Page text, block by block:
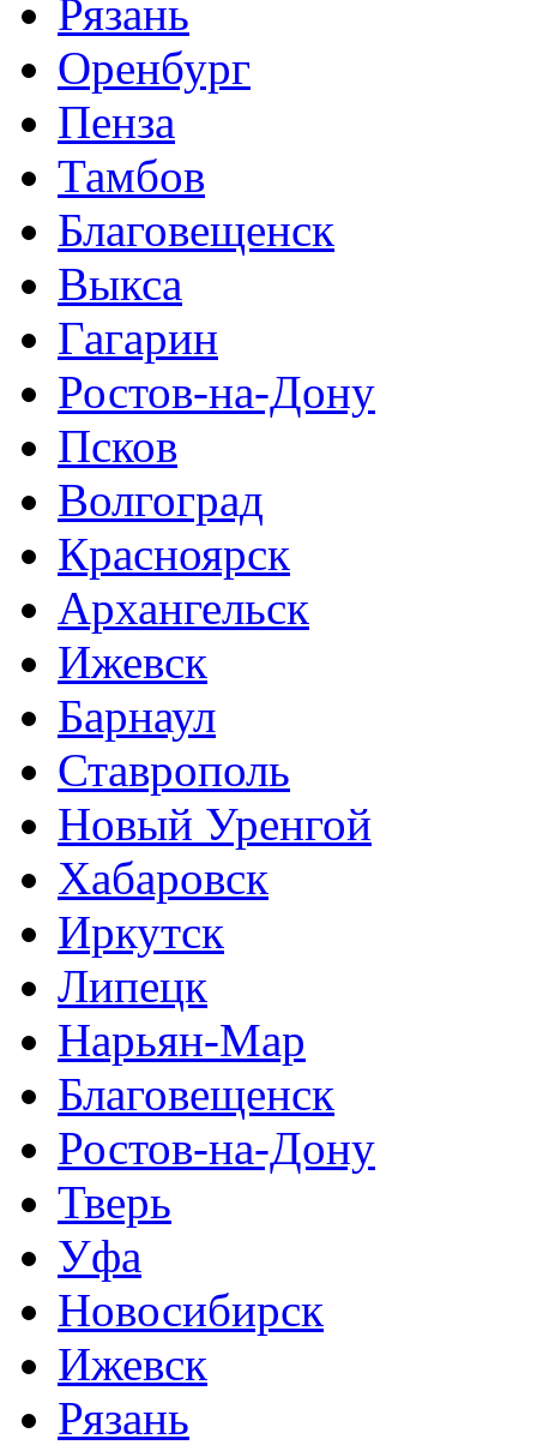
Рязань
Оренбург
Пенза
Тамбов
Благовещенск
Выкса
Гагарин
Ростов-на-Дону
Псков
Волгоград
Красноярск
Архангельск
Ижевск
Барнаул
Ставрополь
Новый Уренгой
Хабаровск
Иркутск
Липецк
Нарьян-Мар
Благовещенск
Ростов-на-Дону
Тверь
Уфа
Новосибирск
Ижевск
Рязань